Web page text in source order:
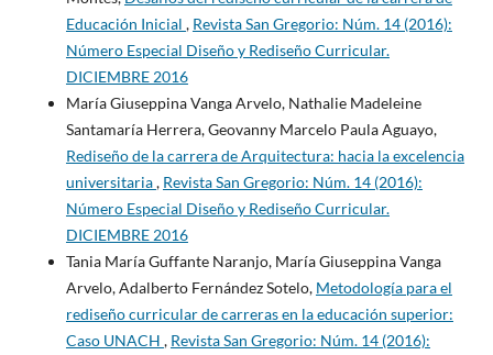
Educación Inicial , Revista San Gregorio: Núm. 14 (2016):
Número Especial Diseño y Rediseño Curricular.
DICIEMBRE 2016
María Giuseppina Vanga Arvelo, Nathalie Madeleine
Santamaría Herrera, Geovanny Marcelo Paula Aguayo,
Rediseño de la carrera de Arquitectura: hacia la excelencia
universitaria, Revista San Gregorio: Núm. 14 (2016):
Número Especial Diseño y Rediseño Curricular.
DICIEMBRE 2016
Tania María Guffante Naranjo, María Giuseppina Vanga
Arvelo, Adalberto Fernández Sotelo, Metodología para el
rediseño curricular de carreras en la educación superior:
Caso UNACH , Revista San Gregorio: Núm. 14 (2016):